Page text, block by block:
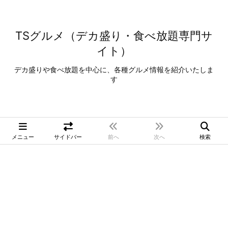
TSグルメ（デカ盛り・食べ放題専門サ
イト）
デカ盛りや食べ放題を中心に、各種グルメ情報を紹介いたしま
す
メニュー サイドバー 前へ 次へ 検索